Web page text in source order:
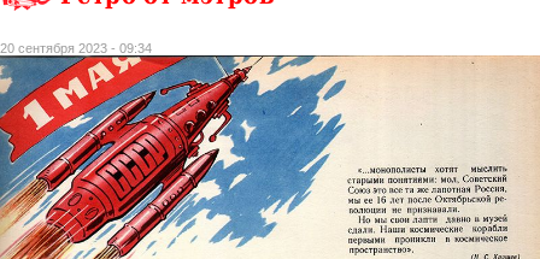
20 сентября 2023 - 09:34